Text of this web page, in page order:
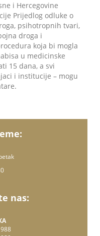
i Hercegovine
Prijedlog odluke o
psihotropnih tvari,
droga i
koja bi mogla
u medicinske
15 dana, a svi
i institucije – mogu
nas: